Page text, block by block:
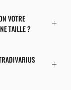
VOTRE
TAILLE ?